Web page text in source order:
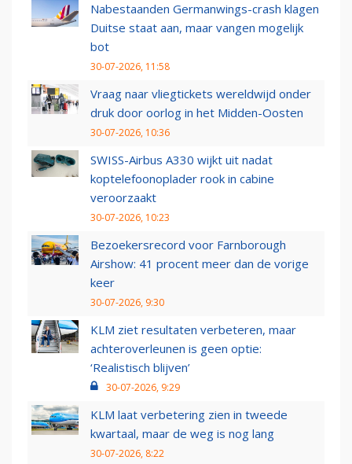
Nabestaanden Germanwings-crash klagen
Duitse staat aan, maar vangen mogelijk
bot
30-07-2026, 11:58
Vraag naar vliegtickets wereldwijd onder
druk door oorlog in het Midden-Oosten
30-07-2026, 10:36
SWISS-Airbus A330 wijkt uit nadat
koptelefoonoplader rook in cabine
veroorzaakt
30-07-2026, 10:23
Bezoekersrecord voor Farnborough
Airshow: 41 procent meer dan de vorige
keer
30-07-2026, 9:30
KLM ziet resultaten verbeteren, maar
achteroverleunen is geen optie:
‘Realistisch blijven’
30-07-2026, 9:29
KLM laat verbetering zien in tweede
kwartaal, maar de weg is nog lang
30-07-2026, 8:22